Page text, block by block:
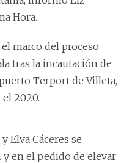
Hora.
marco del proceso
tras la incautación de
Terport de Villeta,
2020.
Elva Cáceres se
en el pedido de elevar